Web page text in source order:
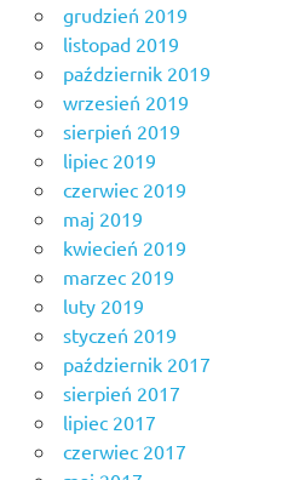
grudzień 2019
listopad 2019
październik 2019
wrzesień 2019
sierpień 2019
lipiec 2019
czerwiec 2019
maj 2019
kwiecień 2019
marzec 2019
luty 2019
styczeń 2019
październik 2017
sierpień 2017
lipiec 2017
czerwiec 2017